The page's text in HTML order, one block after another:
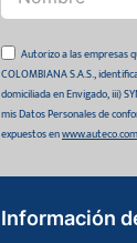
Autorizo a las empresas
COLOMBIANA S.A.S.,
domiciliada en Envigado, iii)
mis Datos Personales de
expuestos en
Información